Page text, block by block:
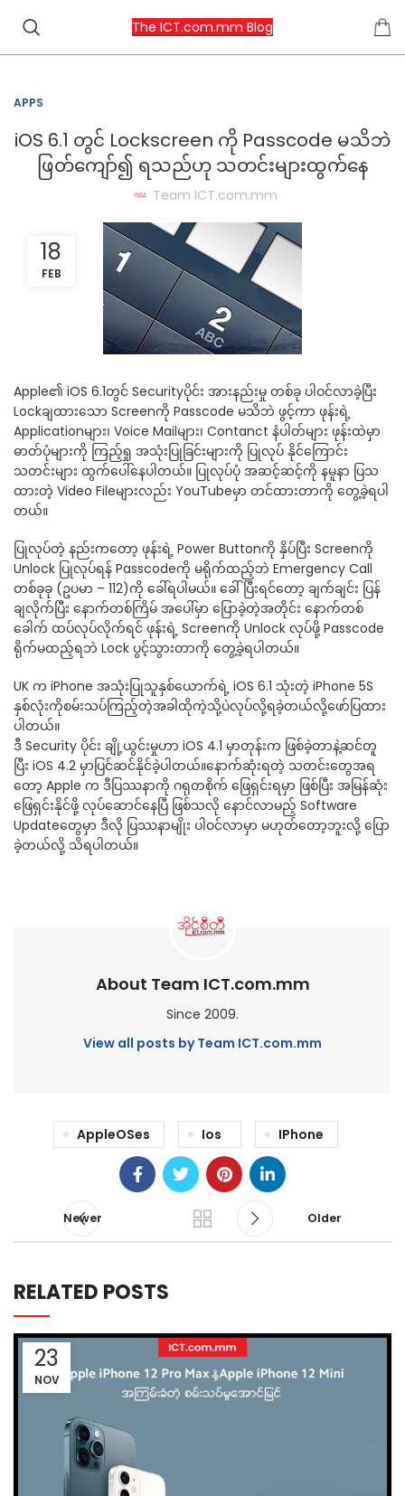
The ICT.com.mm Blog
APPS
iOS 6.1 တွင် Lockscreen ကို Passcode မသိဘဲ
ဖြတ်ကျော်၍ ရသည်ဟု သတင်းများထွက်နေ
Team ICT.com.mm
18
FEB
Apple၏ iOS 6.1တွင် Securityပိုင်း အားနည်းမှု တစ်ခု ပါဝင်လာခဲ့ပြီး
Lockချထားသော Screenကို Passcode မသိဘဲ ဖွင့်ကာ ဖုန်းရဲ့
Applicationများ၊ Voice Mailများ၊ Contanct နံပါတ်များ ဖုန်းထဲမှာ
ဓာတ်ပုံများကို ကြည့်ရှု အသုံးပြုခြင်းများကို ပြုလုပ် နိုင်ကြောင်း
သတင်းများ ထွက်ပေါ်နေပါတယ်။ ပြုလုပ်ပုံ အဆင့်ဆင့်ကို နမူနာ ပြသ
ထားတဲ့ Video Fileများလည်း YouTubeမှာ တင်ထားတာကို တွေ့ခဲ့ရပါ
တယ်။
ပြုလုပ်တဲ့ နည်းကတော့ ဖုန်းရဲ့ Power Buttonကို နှိပ်ပြီး Screenကို
Unlock ပြုလုပ်ရန် Passcodeကို မရိုက်ထည့်ဘဲ Emergency Call
တစ်ခုခု (ဥပမာ – 112)ကို ခေါ်ရပါမယ်။ ခေါ်ပြီးရင်တော့ ချက်ချင်း ပြန်
ချလိုက်ပြီး နောက်တစ်ကြိမ် အပေါ်မှာ ပြောခဲ့တဲ့အတိုင်း နောက်တစ်
ခေါက် ထပ်လုပ်လိုက်ရင် ဖုန်းရဲ့ Screenကို Unlock လုပ်ဖို့ Passcode
ရိုက်မထည့်ရဘဲ Lock ပွင့်သွားတာကို တွေ့ခဲ့ရပါတယ်။
UK က iPhone အသုံးပြုသူနှစ်ယောက်ရဲ့ iOS 6.1 သုံးတဲ့ iPhone 5S
နှစ်လုံးကိုစမ်းသပ်ကြည့်တဲ့အခါထိုကဲ့သို့ပဲလုပ်လို့ရခဲ့တယ်လို့ဖော်ပြထား
ပါတယ်။
ဒီ Security ပိုင်း ချို့ယွင်းမှုဟာ iOS 4.1 မှာတုန်းက ဖြစ်ခဲ့တာနဲ့ဆင်တူ
ပြီး iOS 4.2 မှာပြင်ဆင်နိုင်ခဲ့ပါတယ်။နောက်ဆုံးရတဲ့ သတင်းတွေအရ
တော့ Apple က ဒီပြဿနာကို ဂရုတစိုက် ဖြေရှင်းရမှာ ဖြစ်ပြီး အမြန်ဆုံး
ဖြေရှင်းနိုင်ဖို့ လုပ်ဆောင်နေပြီ ဖြစ်သလို နောင်လာမည့် Software
Updateတွေမှာ ဒီလို ပြဿနာမျိုး ပါဝင်လာမှာ မဟုတ်တော့ဘူးလို့ ပြော
ခဲ့တယ်လို့ သိရပါတယ်။
About Team ICT.com.mm
Since 2009.
View all posts by Team ICT.com.mm
AppleOSes Ios IPhone
Newer Older
RELATED POSTS
23
NOV